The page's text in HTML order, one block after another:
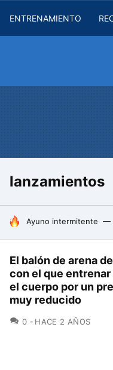
ENTRENAMIENTO
lanzamientos
HOY SE HABLA DE
Ayuno intermitente
El balón de arena
con el que
el cuerpo por un
muy reducido
0 COMENTARIOS
HACE 2 AÑOS